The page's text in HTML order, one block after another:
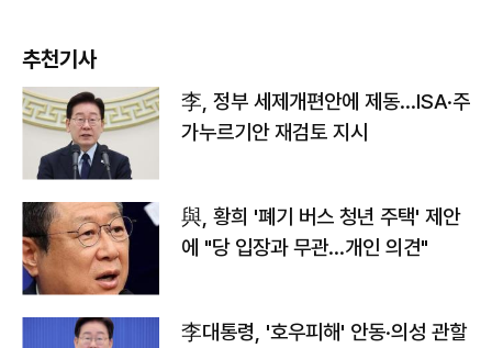
추천기사
李, 정부 세제개편안에 제동…ISA·주
가누르기안 재검토 지시
與, 황희 '폐기 버스 청년 주택' 제안
에 "당 입장과 무관…개인 의견"
李대통령, '호우피해' 안동·의성 관할